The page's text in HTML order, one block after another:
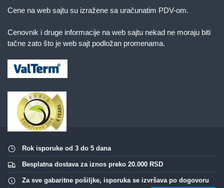
Cene na web sajtu su izražene sa uračunatim PDV-om.
Cenovnik i druge informacije na web sajtu nekad ne moraju biti
tačne zato što je web sajt podložan promenama.
Rok isporuke od 3 do 5 dana
Besplatna dostava za iznos preko 20.000 RSD
Za sve gabaritne pošiljke, isporuka se izvršava po dogovoru